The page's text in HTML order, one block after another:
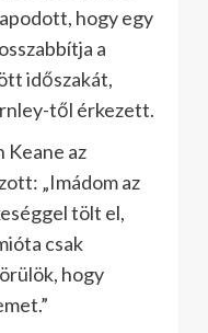
hogy egy
a
időszakát,
től érkezett.
Keane az
„Imádom az
tölt el,
csak
hogy